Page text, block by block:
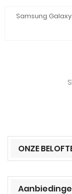
Samsung
ONZE